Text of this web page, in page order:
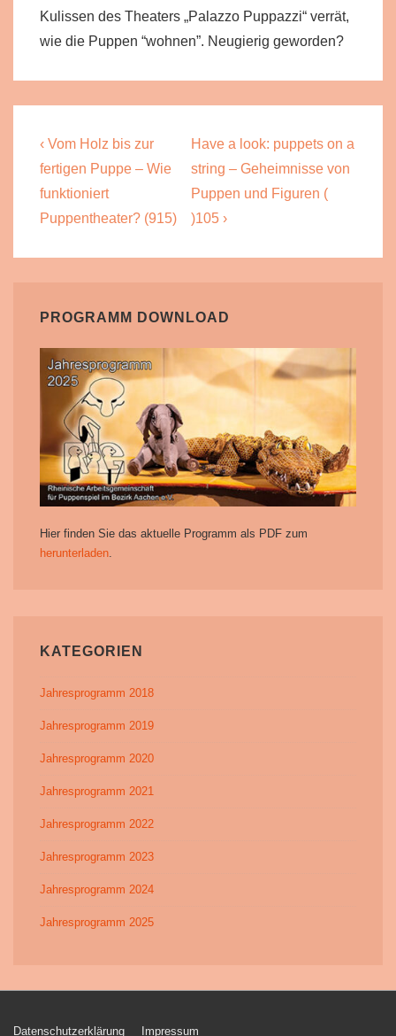
Kulissen des Theaters „Palazzo Puppazzi“ verrät,
wie die Puppen “wohnen”. Neugierig geworden?
Beitragsnavigation
Previous
Post
is
‹ Vom Holz bis zur
fertigen Puppe – Wie
funktioniert
Puppentheater? (915)
Next
Post
is
Have a look: puppets on a
string – Geheimnisse von
Puppen und Figuren (
)105 ›
PROGRAMM DOWNLOAD
Hier finden Sie das aktuelle Programm als PDF zum
herunterladen
KATEGORIEN
Jahresprogramm 2018
Jahresprogramm 2019
Jahresprogramm 2020
Jahresprogramm 2021
Jahresprogramm 2022
Jahresprogramm 2023
Jahresprogramm 2024
Jahresprogramm 2025
Datenschutzerklärung Impressum